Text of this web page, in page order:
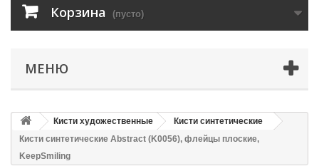
Корзина (пусто)
МЕНЮ
Кисти художественные
Кисти синтетические
Кисти синтетические Abstract (K0056), флейцы плоские,
KeepSmiling